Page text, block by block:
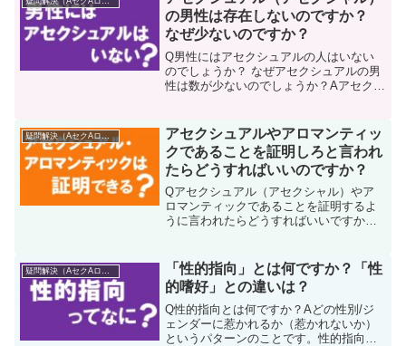
齢化社会」がよく問題...
の男性は存在しないのですか？
なぜ少ないのですか？
Q男性にはアセクシュアルの人はいない
のでしょうか？ なぜアセクシュアルの男
性は数が少ないのでしょうか？Aアセクシ
が女性よりも少ないという結果がでてい
ますが、さまざまな理...
疑問解決（AセクAロマ）
アセクシュアルやアロマンティッ
クであることを証明しろと言われ
たらどうすればいいのですか？
Qアセクシュアル（アセクシャル）やア
ロマンティックであることを証明するよ
うに言われたらどうすればいいですか？A
明するものではありません。証明でき
る？せんぱいアセクシュアル...
疑問解決（AセクAロマ）
「性的指向」とは何ですか？「性
的嗜好」との違いは？
Q性的指向とは何ですか？Aどの性別/ジ
ェンダーに惹かれるか（惹かれないか）
というパターンのことです。性的指向と